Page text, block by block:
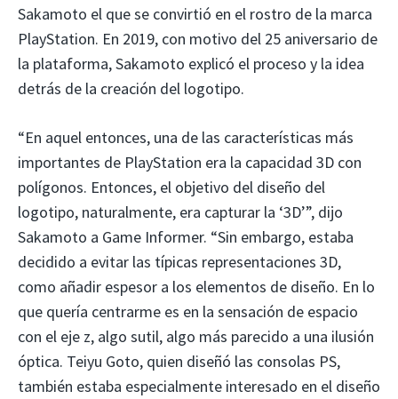
Sakamoto el que se convirtió en el rostro de la marca
PlayStation. En 2019, con motivo del 25 aniversario de
la plataforma, Sakamoto explicó el proceso y la idea
detrás de la creación del logotipo.
“En aquel entonces, una de las características más
importantes de PlayStation era la capacidad 3D con
polígonos. Entonces, el objetivo del diseño del
logotipo, naturalmente, era capturar la ‘3D’”, dijo
Sakamoto a Game Informer. “Sin embargo, estaba
decidido a evitar las típicas representaciones 3D,
como añadir espesor a los elementos de diseño. En lo
que quería centrarme es en la sensación de espacio
con el eje z, algo sutil, algo más parecido a una ilusión
óptica. Teiyu Goto, quien diseñó las consolas PS,
también estaba especialmente interesado en el diseño